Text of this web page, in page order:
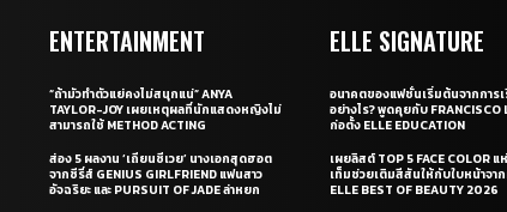
ENTERTAINMENT
“ถ้ามัวทำตัวแย่คงไม่สนุกแน่” ANYA
TAYLOR-JOY เผยเหตุผลที่นักแสดงหญิงไม่
สามารถใช้ METHOD ACTING
ส่อง 5 ผลงาน ‘เถียนซีเวย’ นางเอกสุดฮอต
จากซีรี่ส์ GENIUS GIRLFRIEND แฟนสาว
อัจฉริยะ และ PURSUIT OF JADE ล่าหยก
ELLE SIGNATURE
อนาคตของแฟชั่นเริ่มต้นจากการ
อย่างไร? พูดคุยกับ FRANCISCO
ก่อตั้ง ELLE EDUCATION
เผยลิสต์ TOP 5 FACE COLOR
เท็มช่วยเติมสีสันให้กับใบหน้าจา
ELLE BEST OF BEAUTY 2026